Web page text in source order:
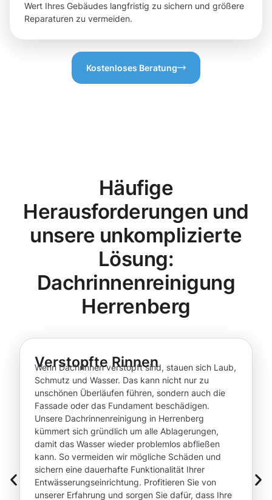
Wert Ihres Gebäudes langfristig zu sichern und größere
Reparaturen zu vermeiden.
Kostenloses Beratung
Häufige
Herausforderungen und
unsere unkomplizierte
Lösung:
Dachrinnenreinigung
Herrenberg
Verstopfte Rinnen
Wenn Dachrinnen verstopft sind, stauen sich Laub,
Schmutz und Wasser. Das kann nicht nur zu
unschönen Überläufen führen, sondern auch die
Fassade oder das Fundament beschädigen.
Unsere Dachrinnenreinigung in Herrenberg
kümmert sich gründlich um alle Ablagerungen,
damit das Wasser wieder problemlos abfließen
kann. So vermeiden wir mögliche Schäden und
sichern eine dauerhafte Funktionalität Ihrer
Entwässerungseinrichtung. Profitieren Sie von
unserer Erfahrung und sorgen Sie dafür, dass Ihre